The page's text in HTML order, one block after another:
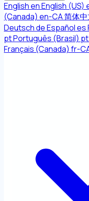
EnglishenEnglish (US)
(Canada) en-CA简体
DeutschdeEspañoles
ptPortuguês (Brasil)
Français (Canada) fr-